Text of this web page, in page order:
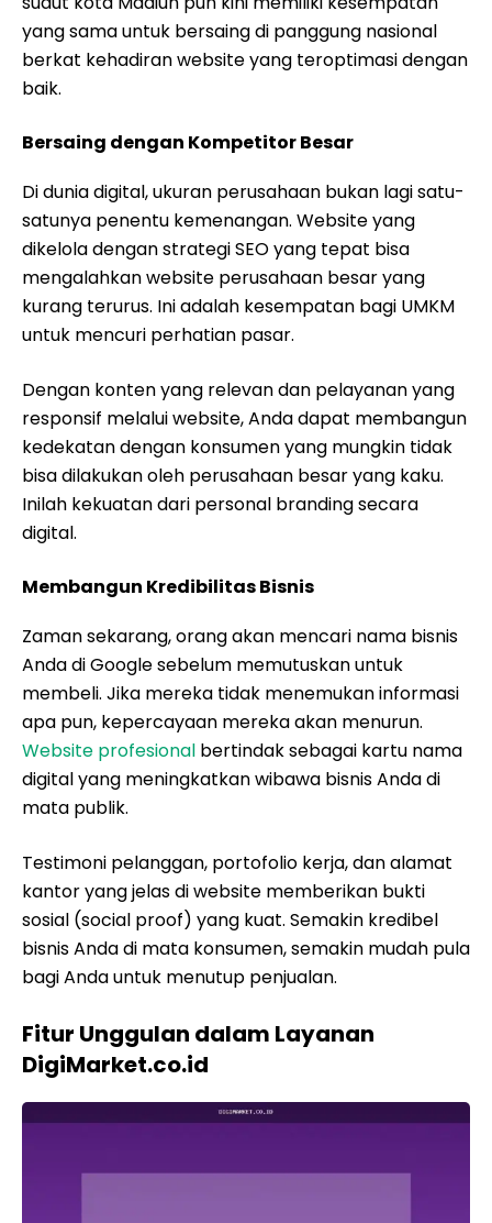
yang sama untuk bersaing di panggung nasional
berkat kehadiran website yang teroptimasi dengan
baik.
Bersaing dengan Kompetitor Besar
Di dunia digital, ukuran perusahaan bukan lagi satu-
satunya penentu kemenangan. Website yang
dikelola dengan strategi SEO yang tepat bisa
mengalahkan website perusahaan besar yang
kurang terurus. Ini adalah kesempatan bagi UMKM
untuk mencuri perhatian pasar.
Dengan konten yang relevan dan pelayanan yang
responsif melalui website, Anda dapat membangun
kedekatan dengan konsumen yang mungkin tidak
bisa dilakukan oleh perusahaan besar yang kaku.
Inilah kekuatan dari personal branding secara
digital.
Membangun Kredibilitas Bisnis
Zaman sekarang, orang akan mencari nama bisnis
Anda di Google sebelum memutuskan untuk
membeli. Jika mereka tidak menemukan informasi
apa pun, kepercayaan mereka akan menurun.
Website profesional bertindak sebagai kartu nama
digital yang meningkatkan wibawa bisnis Anda di
mata publik.
Testimoni pelanggan, portofolio kerja, dan alamat
kantor yang jelas di website memberikan bukti
sosial (social proof) yang kuat. Semakin kredibel
bisnis Anda di mata konsumen, semakin mudah pula
bagi Anda untuk menutup penjualan.
Fitur Unggulan dalam Layanan
DigiMarket.co.id